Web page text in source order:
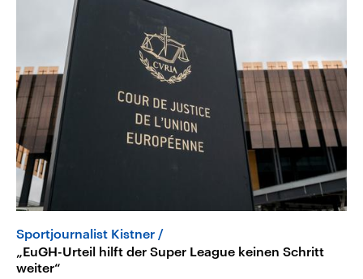
Sportjournalist Kistner
„EuGH-Urteil hilft der Super League keinen Schritt
weiter“